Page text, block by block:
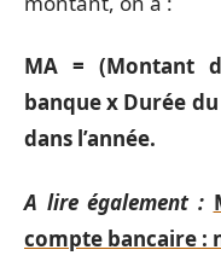
MA = (Montant
banque x Durée
dans l’année.
A lire également :
compte bancaire :